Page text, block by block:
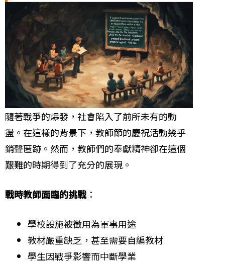
隨著戰爭的爆發，社會陷入了前所未有的動
盪。在這樣的背景下，教師節的慶祝活動幾乎
銷聲匿跡。然而，教師們的奉獻精神卻在這個
艱難的時期得到了充分的展現。
戰時教師面臨的挑戰：
學校設施被徵用為軍事用途
教材嚴重缺乏，甚至需要自編教材
學生因戰爭影響而中斷學業